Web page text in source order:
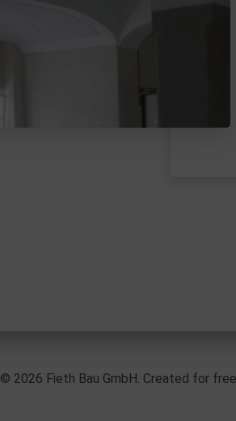
© 2026 Fieth Bau GmbH. Created for